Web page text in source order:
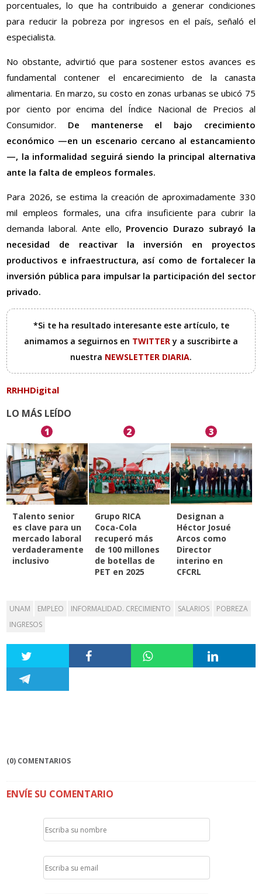
porcentuales, lo que ha contribuido a generar condiciones
para reducir la pobreza por ingresos en el país, señaló el
especialista.
No obstante, advirtió que para sostener estos avances es
fundamental contener el encarecimiento de la canasta
alimentaria. En marzo, su costo en zonas urbanas se ubicó 75
por ciento por encima del Índice Nacional de Precios al
Consumidor. De mantenerse el bajo crecimiento
económico —en un escenario cercano al estancamiento
—, la informalidad seguirá siendo la principal alternativa
ante la falta de empleos formales.
Para 2026, se estima la creación de aproximadamente 330
mil empleos formales, una cifra insuficiente para cubrir la
demanda laboral. Ante ello, Provencio Durazo subrayó la
necesidad de reactivar la inversión en proyectos
productivos e infraestructura, así como de fortalecer la
inversión pública para impulsar la participación del sector
privado.
*Si te ha resultado interesante este artículo, te
animamos a seguirnos en TWITTERy a suscribirte a
nuestra NEWSLETTER DIARIA.
RRHHDigital
LO MÁS LEÍDO
1
Talento senior
es clave para un
mercado laboral
verdaderamente
inclusivo
2
Grupo RICA
Coca-Cola
recuperó más
de 100 millones
de botellas de
PET en 2025
3
Designan a
Héctor Josué
Arcos como
Director
interino en
CFCRL
UNAM EMPLEO INFORMALIDAD. CRECIMIENTO SALARIOS
POBREZA
INGRESOS
(0) COMENTARIOS
ENVÍE SU COMENTARIO